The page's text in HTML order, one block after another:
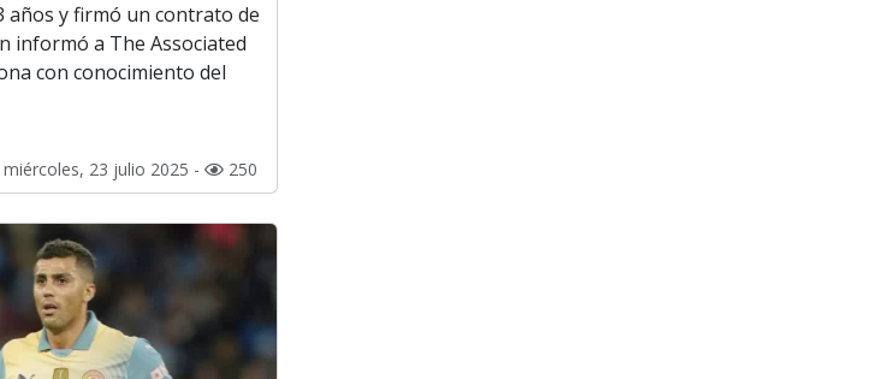
años y firmó un contrato de
informó a The Associated
con conocimiento del
miércoles, 23 julio 2025 - 250